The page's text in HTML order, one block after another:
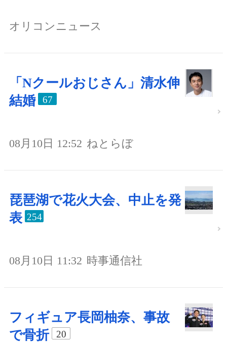
オリコンニュース
「Nクールおじさん」清水伸
結婚
67
08月10日 12:52 ねとらぼ
琵琶湖で花火大会、中止を発
表 254
08月10日 11:32 時事通信社
フィギュア長岡柚奈、事故
で骨折
20